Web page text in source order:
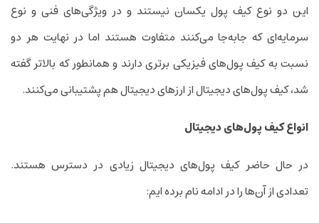
این دو نوع کیف پول یکسان نیستند و در ویژگی‌های فنی و نوع
سرمایه‌­ای که جابه‌جا می­‌کنند متفاوت هستند اما در نهایت هر دو
نسبت به کیف پول‌های فیزیکی برتری دارند و همانطور که بالاتر گفته
شد، کیف پول‌های دیجیتال از ارزهای دیجیتال هم پشتیبانی می‌کنند.
انواع کیف پول‌های دیجیتال
در حال حاضر کیف پول‌های دیجیتال زیادی در دسترس هستند.
تعدادی از آن‌ها را در ادامه نام برده ­ایم: